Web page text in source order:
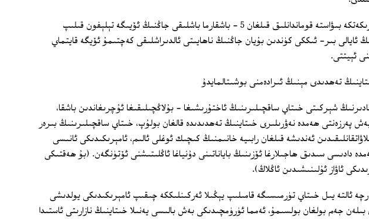
بىز يەنە بۇ ھەرىكەتكە بىۋاستە قوماندانلىق قىلغان 5 - باشقارما باشلىقى جاڭنىڭ ئۆيىگە تېلېفون قىلىپ
ئايالى بىر- ئىككى كۈندىن بۇيان جاڭنىڭ ناھايىتى ئالدىراشلىقى كەچتىمۇ ئۆيگە قايتماي
ئېيتتى.
تەھدىدى مېنىڭ ئىرادەمنى بوشىتالمايدۇ
قادىرنىڭ شېركىتى خىتاي ساقچىلىرىنىڭ ئاختۇرىشىغا - بۇلاڭچىلىقىغا ئۇچرىغاندىن باشقا،
پەرزەنتى ھەمدە نەۋرىلىرى خىتاينىڭ تەھدىدىدە قالغان بولۇپ، خىتاي ساقچىلىرىنىڭ بىرەر
ئەندىشە قىلغان رابىيە خانىمنىڭ كىچىك ئوغلى ئالىم، ئامېرىكىدىكى ئانىسى
دادىسى سىدىق ھاجىلارغا ئۆزىنىڭ باياناتىنى دۇنياغا ئاڭلىتىشنى ئۆتۈنگەن. (بۇ ھەقتىكى
ئاۋاز ئۇلىنىشىدىن ئاڭلاڭ).
ئالتە يىل خىتاي تۈرمىسىگە قامىلىپ يېڭىلا ئەركىنلىككە چىقىپ ئامېرىكىدىكى يولدىشى
بىلەن جەم بولغان بولسىمۇ، ئەمما ئۈرۈمچىدىكى بەش بالىسى يەنىلا خىتاينىڭ نازارىتى ئاستىدا